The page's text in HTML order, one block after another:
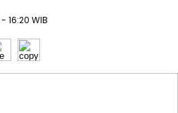
- 16:20 WIB